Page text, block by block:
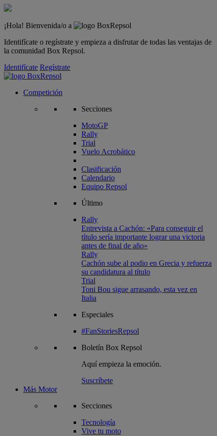
¡Hola! Bienvenida/o a
Identifícate o regístrate y empieza a disfrutar de todas las ventajas de
la comunidad Box Repsol.
Identifícate Regístrate
Competición
Secciones
MotoGP
Rally
Trial
Vuelo Acrobático
Clasificación
Calendario
Equipo Repsol
Último
Rally
Entrevista a Cachón: «Para conseguir el
título sería importante lograr una victoria
antes de final de año»
Rally
Cachón sube al podio en Grecia y refuerza
su candidatura al título
Trial
Toni Bou sigue arrasando, esta vez en
Italia
Especiales
#FanStoriesRepsol
Boletín Box Repsol
Aquí empieza la emoción.
Suscríbete
Más Motor
Secciones
Tecnología
Vive tu moto